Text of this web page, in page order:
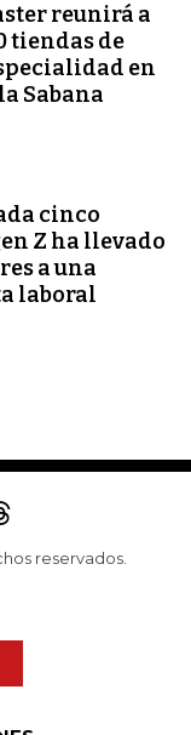
reunirá a
tiendas de
en
Sabana
cinco
Z ha llevado
a una
laboral
reservados.